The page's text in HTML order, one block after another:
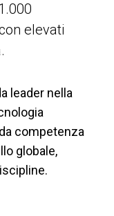
elevati
leader nella
competenza
globale,